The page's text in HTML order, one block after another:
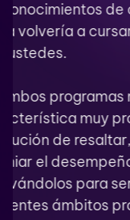
mundo. Ser
orgullo que
creciendo y